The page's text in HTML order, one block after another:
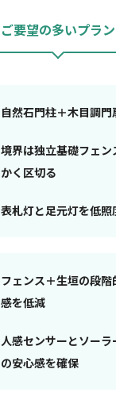
ご要望の多いプラン
自然石門柱＋木目調
境界は独立基礎フェ
かく区切る
表札灯と足元灯を低照
フェンス＋生垣の段
感を低減
人感センサーとソーラ
の安心感を確保